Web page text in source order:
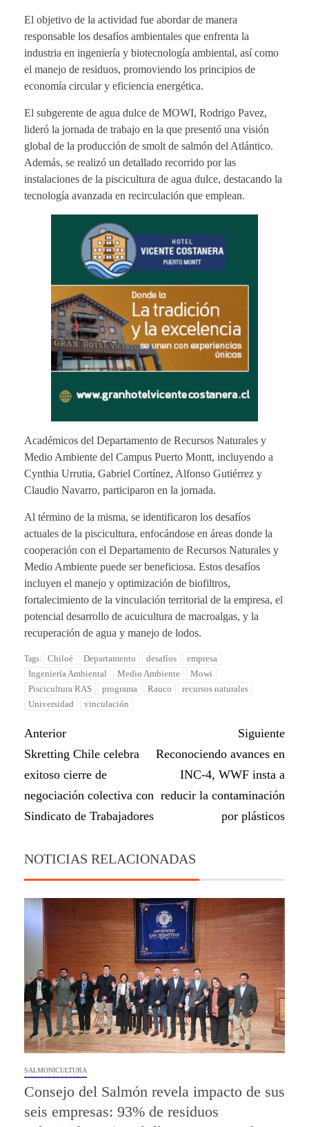
El objetivo de la actividad fue abordar de manera
responsable los desafíos ambientales que enfrenta la
industria en ingeniería y biotecnología ambiental, así como
el manejo de residuos, promoviendo los principios de
economía circular y eficiencia energética.
El subgerente de agua dulce de MOWI, Rodrigo Pavez,
lideró la jornada de trabajo en la que presentó una visión
global de la producción de smolt de salmón del Atlántico.
Además, se realizó un detallado recorrido por las
instalaciones de la piscicultura de agua dulce, destacando la
tecnología avanzada en recirculación que emplean.
Académicos del Departamento de Recursos Naturales y
Medio Ambiente del Campus Puerto Montt, incluyendo a
Cynthia Urrutia, Gabriel Cortínez, Alfonso Gutiérrez y
Claudio Navarro, participaron en la jornada.
Al término de la misma, se identificaron los desafíos
actuales de la piscicultura, enfocándose en áreas donde la
cooperación con el Departamento de Recursos Naturales y
Medio Ambiente puede ser beneficiosa. Estos desafíos
incluyen el manejo y optimización de biofiltros,
fortalecimiento de la vinculación territorial de la empresa, el
potencial desarrollo de acuicultura de macroalgas, y la
recuperación de agua y manejo de lodos.
Tags: Chiloé Departamento desafíos
empresa
Ingeniería Ambiental
Medio Ambiente
Mowi
Piscicultura RAS
programa Rauco
recursos naturales
Universidad
vinculación
Anterior
Skretting Chile celebra
exitoso cierre de
negociación colectiva con
Sindicato de Trabajadores
Siguiente
Reconociendo avances en
INC-4, WWF insta a
reducir la contaminación
por plásticos
NOTICIAS RELACIONADAS
SALMONICULTURA
Consejo del Salmón revela impacto de sus
seis empresas: 93% de residuos